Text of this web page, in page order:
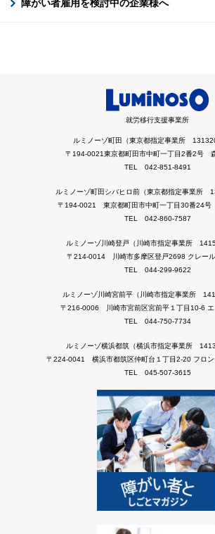
障がい者雇用を検討中の企業様へ
就労移行支援事業所
ルミノーゾ町田（東京都指定事業所
〒194-0021東京都町田市中町一丁目2番2号
TEL 042-851-8491
ルミノーゾ町田シバヒロ前（東京都指定事業所
〒194-0021 東京都町田市中町一丁目30番24
TEL 042-860-7587
ルミノーゾ川崎登戸（川崎市指定事業所
〒214-0014 川崎市多摩区登戸2698 クレー
TEL 044-299-9622
ルミノーゾ川崎宮前平（川崎市指定事業所
〒216-0006 川崎市宮前区宮前平１丁目10-6 エ
TEL 044-750-7734
ルミノーゾ横浜都筑（横浜市指定事業所
〒224-0041 横浜市都筑区仲町台１丁目2-20 フロン
TEL 045-507-3615